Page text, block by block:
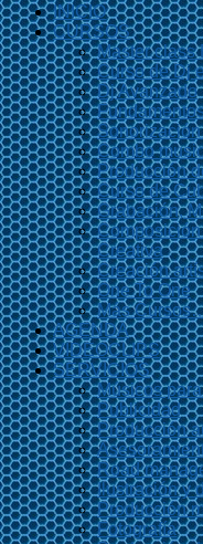
INICIO
CURSOS
Master class
Curso de Dj
Dj Avanzado
Combo
Producción
Curso de
Grabación,
Creativa
Creación
One To One
Más
AGENDA
VIDEOCLIPS
SERVICIOS
Músicos
Publicidad
Producción
Road
Ilustración y
Producción
Fotografía